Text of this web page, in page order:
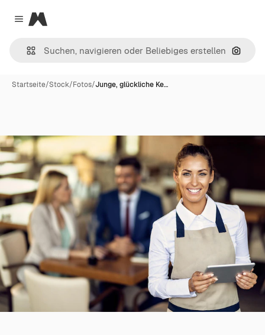
Close menu
Magnific
Nach
Startseite/Stock/Fotos/Junge, glückliche Ke…